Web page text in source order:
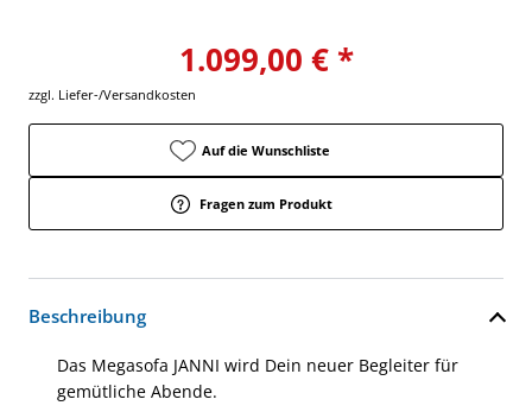
1.099,00 € *
zzgl. Liefer-/Versandkosten
Auf die Wunschliste
Fragen zum Produkt
Beschreibung
Das Megasofa JANNI wird Dein neuer Begleiter für
gemütliche Abende.